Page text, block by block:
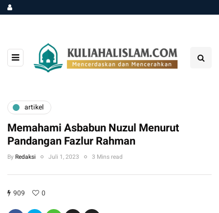
artikel
Memahami Asbabun Nuzul Menurut
Pandangan Fazlur Rahman
By Redaksi Juli 1, 2023 3 Mins read
909 0